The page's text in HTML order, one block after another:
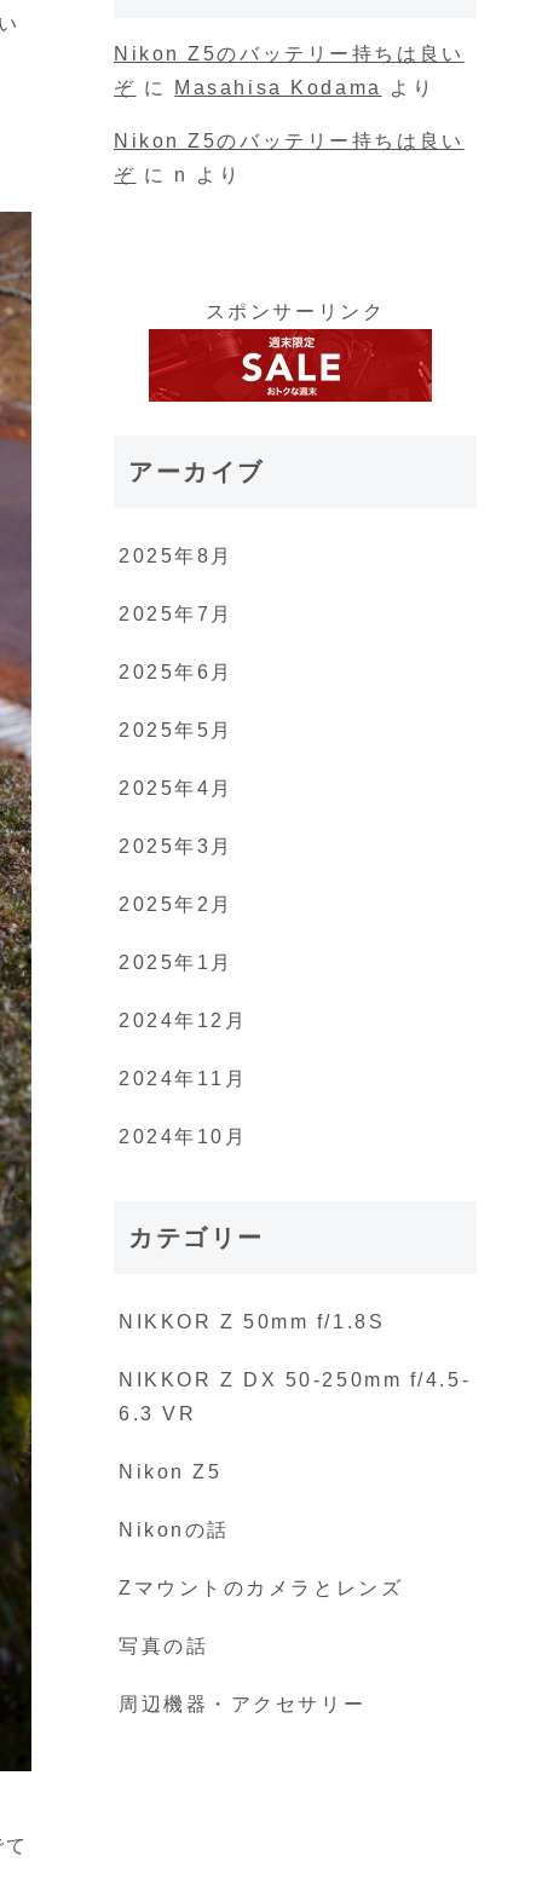
Nikon Z5のバッテリー持ちは良い
ぞ に Masahisa Kodama より
Nikon Z5のバッテリー持ちは良い
ぞ に n より
スポンサーリンク
アーカイブ
2025年8月
2025年7月
2025年6月
2025年5月
2025年4月
2025年3月
2025年2月
2025年1月
2024年12月
2024年11月
2024年10月
カテゴリー
NIKKOR Z 50mm f/1.8S
NIKKOR Z DX 50-250mm f/4.5-
6.3 VR
Nikon Z5
Nikonの話
Zマウントのカメラとレンズ
写真の話
周辺機器・アクセサリー